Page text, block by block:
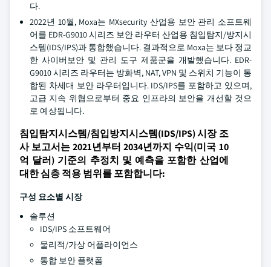
다.
2022년 10월, Moxa는 MXsecurity 산업용 보안 관리 소프트웨
어를 EDR-G9010 시리즈 보안 라우터 산업용 침입탐지/방지시
스템(IDS/IPS)과 통합했습니다. 결과적으로 Moxa는 보다 정교
한 사이버보안 및 관리 도구 제품군을 개발했습니다. EDR-
G9010 시리즈 라우터는 방화벽, NAT, VPN 및 스위치 기능이 통
합된 차세대 보안 라우터입니다. IDS/IPS를 포함하고 있으며,
고급 지속 위협으로부터 중요 인프라의 보안을 개선할 것으
로 예상됩니다.
침입탐지시스템/침입방지시스템(IDS/IPS) 시장 조
사 보고서는 2021년부터 2034년까지 수익(미국 10
억 달러) 기준의 추정치 및 예측을 포함한 산업에
대한 심층 적용 범위를 포함합니다:
구성 요소별 시장
솔루션
IDS/IPS 소프트웨어
물리적/가상 어플라이언스
통합 보안 플랫폼